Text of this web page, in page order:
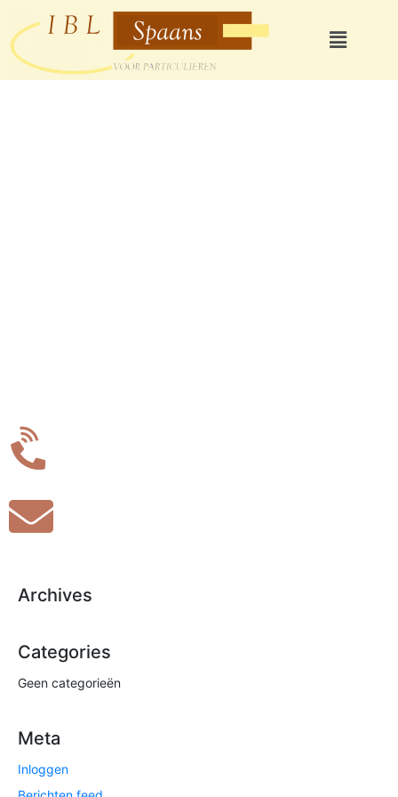
Archives
Categories
Geen categorieën
Meta
Inloggen